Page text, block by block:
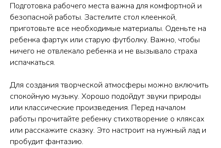
Подготовка рабочего места важна для комфортной и
безопасной работы. Застелите стол клеенкой,
приготовьте все необходимые материалы. Оденьте на
ребенка фартук или старую футболку. Важно, чтобы
ничего не отвлекало ребенка и не вызывало страха
испачкаться.
Для создания творческой атмосферы можно включить
спокойную музыку. Хорошо подойдут звуки природы
или классические произведения. Перед началом
работы прочитайте ребенку стихотворение о кляксах
или расскажите сказку. Это настроит на нужный лад и
пробудит фантазию.